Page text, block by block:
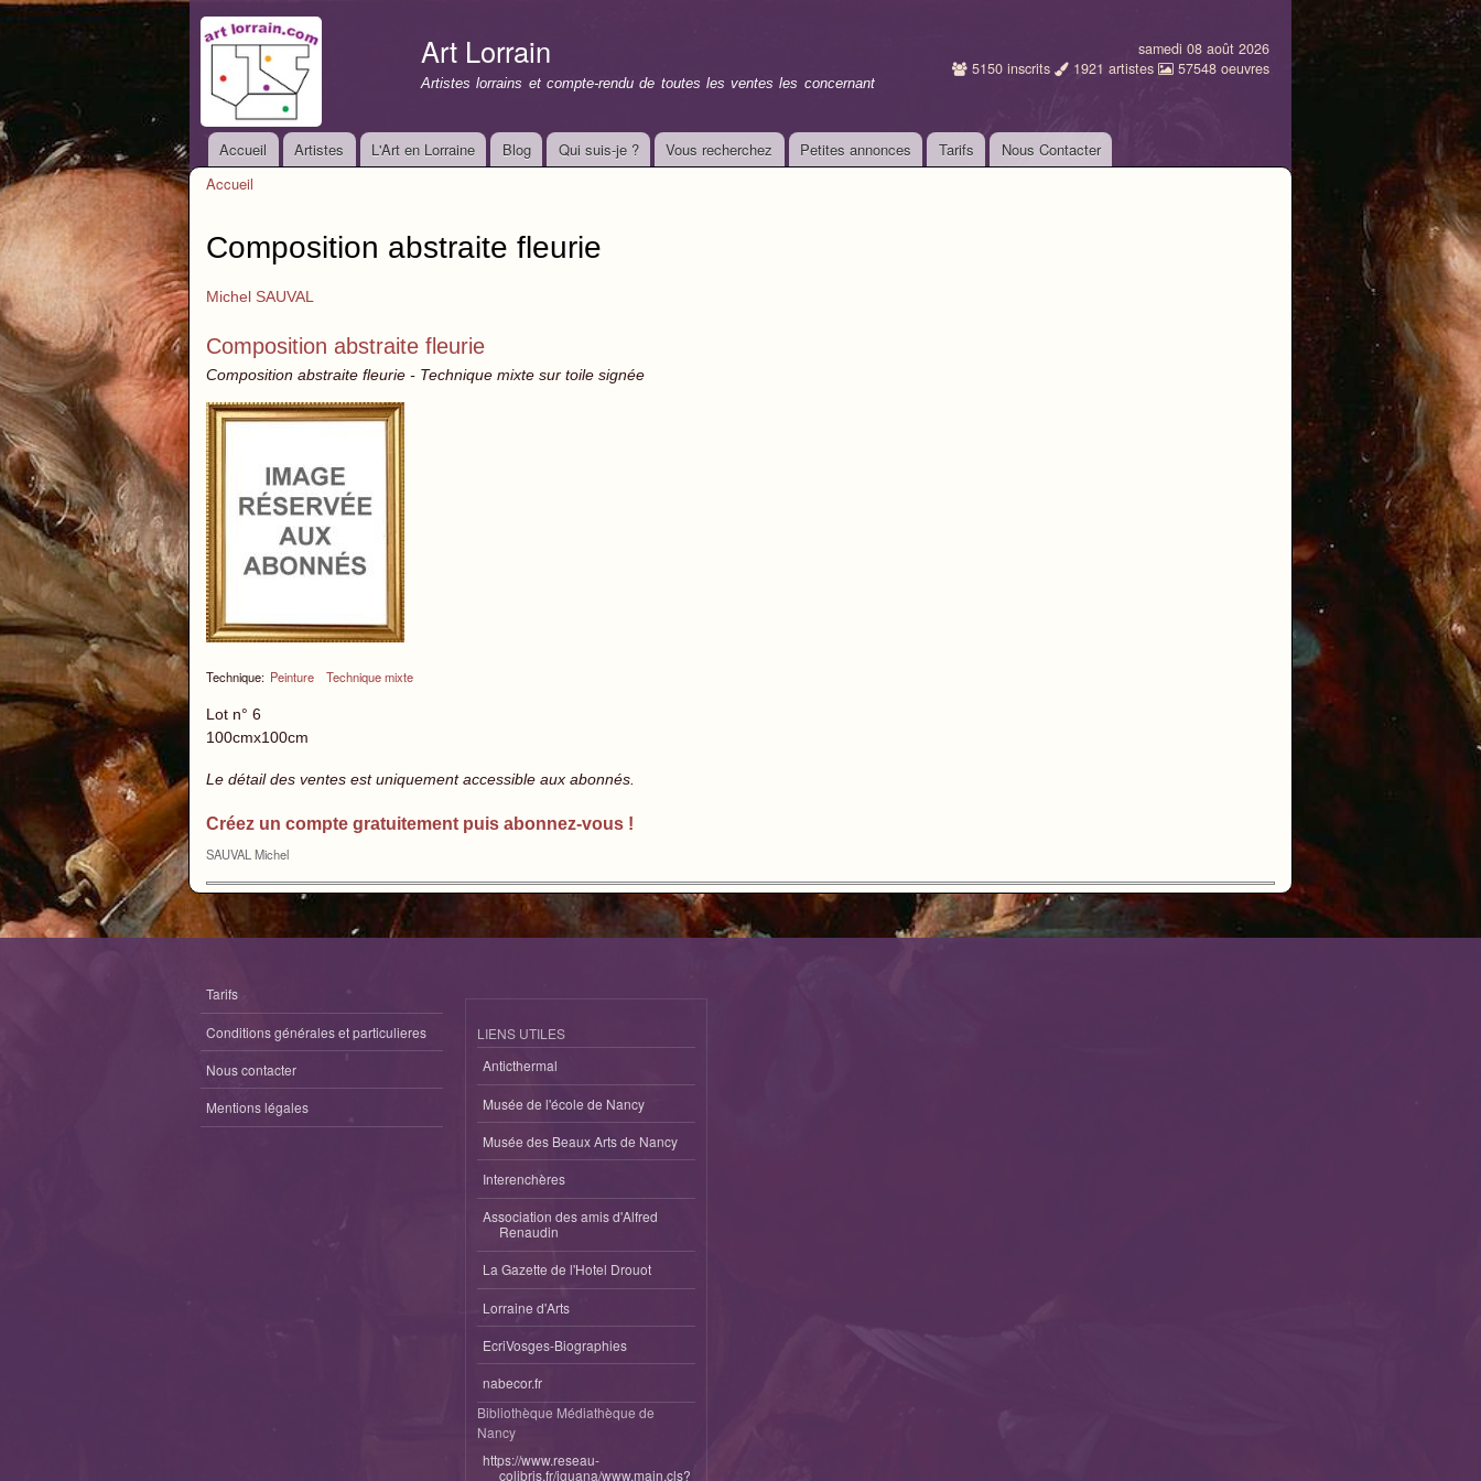
Art Lorrain
Artistes lorrains et compte-rendu de toutes les ventes les concernant
samedi 08 août 2026
5150 inscrits 1921 artistes 57548 oeuvres
Menu principal
Accueil Artistes L'Art en Lorraine Blog Qui suis-je ? Vous recherchez Petites annonces Tarifs Nous Contacter
Accueil
Composition abstraite fleurie
Michel SAUVAL
Composition abstraite fleurie
Composition abstraite fleurie - Technique mixte sur toile signée
Technique: Peinture Technique mixte
Lot n° 6
100cmx100cm
Le détail des ventes est uniquement accessible aux abonnés.
Créez un compte gratuitement puis abonnez-vous !
SAUVAL Michel
Tarifs
Conditions générales et particulieres
Nous contacter
Mentions légales
LIENS UTILES
Anticthermal
Musée de l'école de Nancy
Musée des Beaux Arts de Nancy
Interenchères
Association des amis d'Alfred
Renaudin
La Gazette de l'Hotel Drouot
Lorraine d'Arts
EcriVosges-Biographies
nabecor.fr
Bibliothèque Médiathèque de
Nancy
https://www.reseau-
colibris.fr/iguana/www.main.cls?